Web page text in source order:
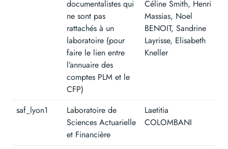
documentalistes qui
ne sont pas
rattachés à un
laboratoire (pour
faire le lien entre
l’annuaire des
comptes PLM et le
CFP)
Céline Smith, Henri
Massias, Noel
BENOIT, Sandrine
Layrisse, Elisabeth
Kneller
saf_lyon1
Laboratoire de
Sciences Actuarielle
et Financière
Laetitia
COLOMBANI